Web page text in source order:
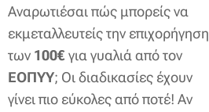
Αναρωτιέσαι πώς μπορείς να
εκμεταλλευτείς την επιχορήγηση
των 100€για γυαλιά από τον
ΕΟΠΥΥ; Οι διαδικασίες έχουν
γίνει πιο εύκολες από ποτέ! Αν